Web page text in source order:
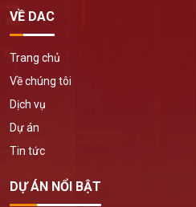
VỀ DAC
Trang chủ
Về chúng tôi
Dịch vụ
Dự án
Tin tức
DỰ ÁN NỔI BẬT